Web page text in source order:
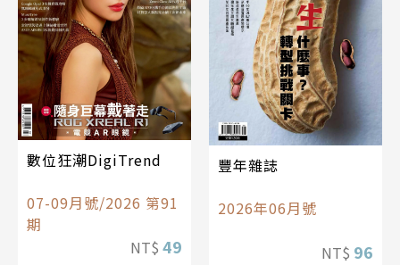
數位狂潮DigiTrend
07-09月號/2026 第91
期
NT$ 49
豐年雜誌
2026年06月號
NT$ 96